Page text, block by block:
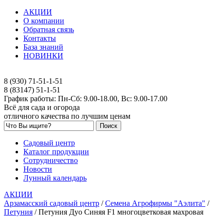
АКЦИИ
О компании
Обратная связь
Контакты
База знаний
НОВИНКИ
8 (930) 71-51-1-51
8 (83147) 51-1-51
График работы: Пн-Сб: 9.00-18.00, Вс: 9.00-17.00
Всё для сада и огорода
отличного качества по лучшим ценам
Садовый центр
Каталог продукции
Сотрудничество
Новости
Лунный календарь
АКЦИИ
Арзамасский садовый центр /Семена Агрофирмы "Аэлита" /
Петуния /Петуния Дуо Синяя F1 многоцветковая махровая